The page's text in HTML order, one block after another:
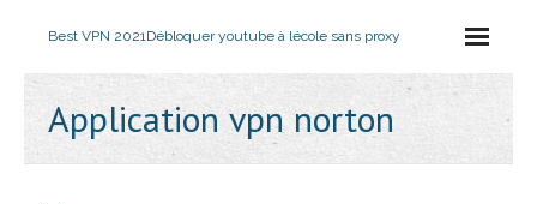
Best VPN 2021Débloquer youtube à lécole sans proxy
Application vpn norton